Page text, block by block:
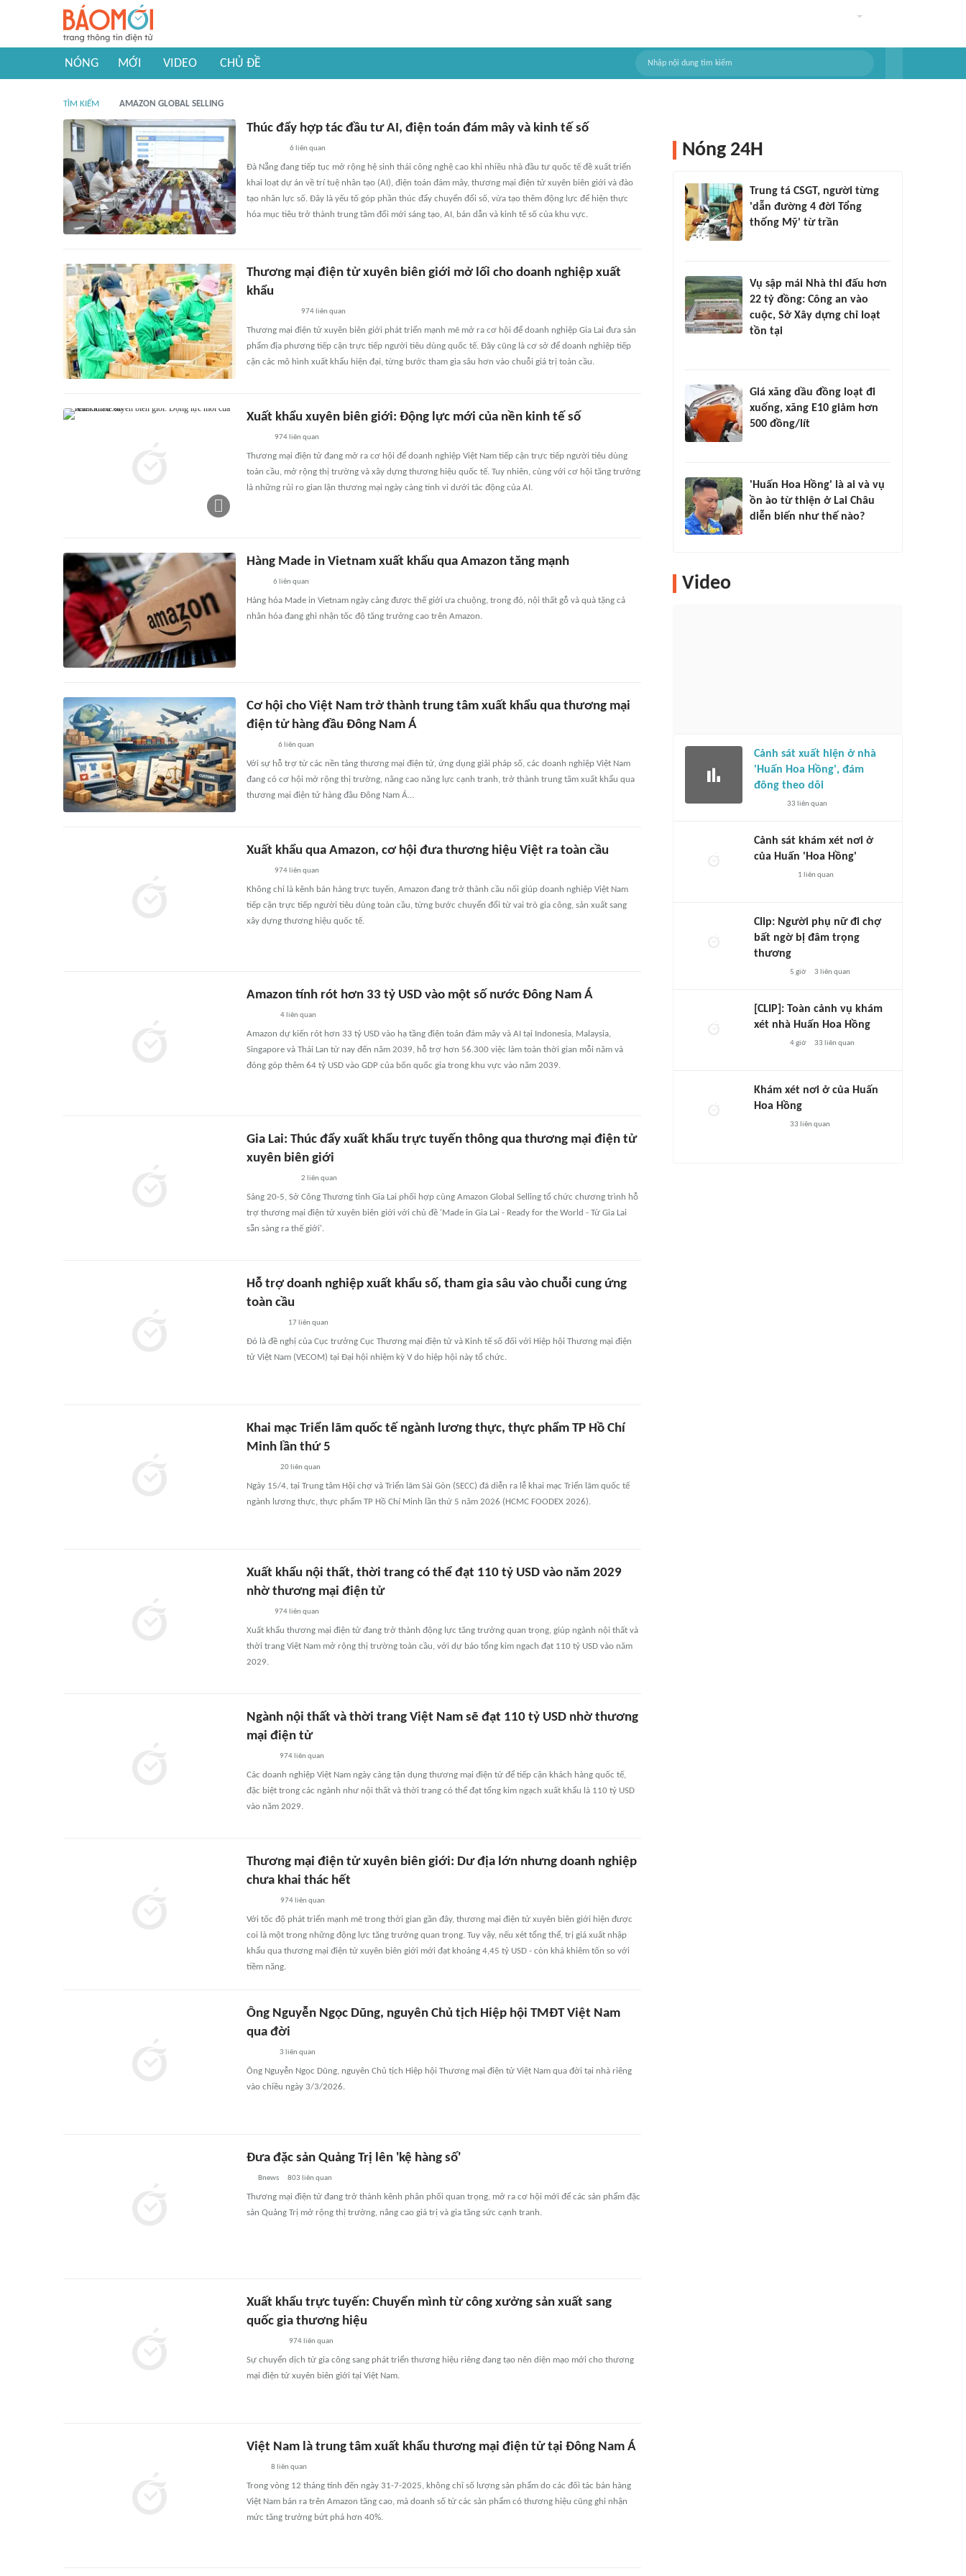
NÓNG MỚI VIDEO CHỦ ĐỀ
TÌM KIẾM AMAZON GLOBAL SELLING
Thúc đẩy hợp tác đầu tư AI, điện toán đám mây và kinh tế số
6 liên quan
Đà Nẵng đang tiếp tục mở rộng hệ sinh thái công nghệ cao khi nhiều nhà đầu tư quốc tế đề xuất triển
khai loạt dự án về trí tuệ nhân tạo (AI), điện toán đám mây, thương mại điện tử xuyên biên giới và đào
tạo nhân lực số. Đây là yếu tố góp phần thúc đẩy chuyển đổi số, vừa tạo thêm động lực để hiện thực
hóa mục tiêu trở thành trung tâm đổi mới sáng tạo, AI, bán dẫn và kinh tế số của khu vực.
Thương mại điện tử xuyên biên giới mở lối cho doanh nghiệp xuất
khẩu
974 liên quan
Thương mại điện tử xuyên biên giới phát triển mạnh mẽ mở ra cơ hội để doanh nghiệp Gia Lai đưa sản
phẩm địa phương tiếp cận trực tiếp người tiêu dùng quốc tế. Đây cũng là cơ sở để doanh nghiệp tiếp
cận các mô hình xuất khẩu hiện đại, từng bước tham gia sâu hơn vào chuỗi giá trị toàn cầu.
Xuất khẩu xuyên biên giới: Động lực mới của nền kinh tế số
974 liên quan
Thương mại điện tử đang mở ra cơ hội để doanh nghiệp Việt Nam tiếp cận trực tiếp người tiêu dùng
toàn cầu, mở rộng thị trường và xây dựng thương hiệu quốc tế. Tuy nhiên, cùng với cơ hội tăng trưởng
là những rủi ro gian lận thương mại ngày càng tinh vi dưới tác động của AI.
Hàng Made in Vietnam xuất khẩu qua Amazon tăng mạnh
6 liên quan
Hàng hóa Made in Vietnam ngày càng được thế giới ưa chuộng, trong đó, nội thất gỗ và quà tặng cá
nhân hóa đang ghi nhận tốc độ tăng trưởng cao trên Amazon.
Cơ hội cho Việt Nam trở thành trung tâm xuất khẩu qua thương mại
điện tử hàng đầu Đông Nam Á
6 liên quan
Với sự hỗ trợ từ các nền tảng thương mại điện tử, ứng dụng giải pháp số, các doanh nghiệp Việt Nam
đang có cơ hội mở rộng thị trường, nâng cao năng lực cạnh tranh, trở thành trung tâm xuất khẩu qua
thương mại điện tử hàng đầu Đông Nam Á…
Xuất khẩu qua Amazon, cơ hội đưa thương hiệu Việt ra toàn cầu
974 liên quan
Không chỉ là kênh bán hàng trực tuyến, Amazon đang trở thành cầu nối giúp doanh nghiệp Việt Nam
tiếp cận trực tiếp người tiêu dùng toàn cầu, từng bước chuyển đổi từ vai trò gia công, sản xuất sang
xây dựng thương hiệu quốc tế.
Amazon tính rót hơn 33 tỷ USD vào một số nước Đông Nam Á
4liên quan
Amazon dự kiến rót hơn 33 tỷ USD vào hạ tầng điện toán đám mây và AI tại Indonesia, Malaysia,
Singapore và Thái Lan từ nay đến năm 2039, hỗ trợ hơn 56.300 việc làm toàn thời gian mỗi năm và
đóng góp thêm 64 tỷ USD vào GDP của bốn quốc gia trong khu vực vào năm 2039.
Gia Lai: Thúc đẩy xuất khẩu trực tuyến thông qua thương mại điện tử
xuyên biên giới
2 liên quan
Sáng 20-5, Sở Công Thương tỉnh Gia Lai phối hợp cùng Amazon Global Selling tổ chức chương trình hỗ
trợ thương mại điện tử xuyên biên giới với chủ đề 'Made in Gia Lai - Ready for the World - Từ Gia Lai
sẵn sàng ra thế giới'.
Hỗ trợ doanh nghiệp xuất khẩu số, tham gia sâu vào chuỗi cung ứng
toàn cầu
17liên quan
Đó là đề nghị của Cục trưởng Cục Thương mại điện tử và Kinh tế số đối với Hiệp hội Thương mại điện
tử Việt Nam (VECOM) tại Đại hội nhiệm kỳ V do hiệp hội này tổ chức.
Khai mạc Triển lãm quốc tế ngành lương thực, thực phẩm TP Hồ Chí
Minh lần thứ 5
20liên quan
Ngày 15/4, tại Trung tâm Hội chợ và Triển lãm Sài Gòn (SECC) đã diễn ra lễ khai mạc Triển lãm quốc tế
ngành lương thực, thực phẩm TP Hồ Chí Minh lần thứ 5 năm 2026 (HCMC FOODEX 2026).
Xuất khẩu nội thất, thời trang có thể đạt 110 tỷ USD vào năm 2029
nhờ thương mại điện tử
974 liên quan
Xuất khẩu thương mại điện tử đang trở thành động lực tăng trưởng quan trọng, giúp ngành nội thất và
thời trang Việt Nam mở rộng thị trường toàn cầu, với dự báo tổng kim ngạch đạt 110 tỷ USD vào năm
2029.
Ngành nội thất và thời trang Việt Nam sẽ đạt 110 tỷ USD nhờ thương
mại điện tử
974liên quan
Các doanh nghiệp Việt Nam ngày càng tận dụng thương mại điện tử để tiếp cận khách hàng quốc tế,
đặc biệt trong các ngành như nội thất và thời trang có thể đạt tổng kim ngạch xuất khẩu là 110 tỷ USD
vào năm 2029.
Thương mại điện tử xuyên biên giới: Dư địa lớn nhưng doanh nghiệp
chưa khai thác hết
974liên quan
Với tốc độ phát triển mạnh mẽ trong thời gian gần đây, thương mại điện tử xuyên biên giới hiện được
coi là một trong những động lực tăng trưởng quan trọng. Tuy vậy, nếu xét tổng thể, trị giá xuất nhập
khẩu qua thương mại điện tử xuyên biên giới mới đạt khoảng 4,45 tỷ USD - còn khá khiêm tốn so với
tiềm năng.
Ông Nguyễn Ngọc Dũng, nguyên Chủ tịch Hiệp hội TMĐT Việt Nam
qua đời
3 liên quan
Ông Nguyễn Ngọc Dũng, nguyên Chủ tịch Hiệp hội Thương mại điện tử Việt Nam qua đời tại nhà riêng
vào chiều ngày 3/3/2026.
Đưa đặc sản Quảng Trị lên 'kệ hàng số'
Bnews 803 liên quan
Thương mại điện tử đang trở thành kênh phân phối quan trọng, mở ra cơ hội mới để các sản phẩm đặc
sản Quảng Trị mở rộng thị trường, nâng cao giá trị và gia tăng sức cạnh tranh.
Xuất khẩu trực tuyến: Chuyển mình từ công xưởng sản xuất sang
quốc gia thương hiệu
974 liên quan
Sự chuyển dịch từ gia công sang phát triển thương hiệu riêng đang tạo nên diện mạo mới cho thương
mại điện tử xuyên biên giới tại Việt Nam.
Việt Nam là trung tâm xuất khẩu thương mại điện tử tại Đông Nam Á
8 liên quan
Trong vòng 12 tháng tính đến ngày 31-7-2025, không chỉ số lượng sản phẩm do các đối tác bán hàng
Việt Nam bán ra trên Amazon tăng cao, mà doanh số từ các sản phẩm có thương hiệu cũng ghi nhận
mức tăng trưởng bứt phá hơn 40%.
Nóng 24H
Trung tá CSGT, người từng
'dẫn đường 4 đời Tổng
thống Mỹ' từ trần
Vụ sập mái Nhà thi đấu hơn
22 tỷ đồng: Công an vào
cuộc, Sở Xây dựng chỉ loạt
tồn tại
Giá xăng dầu đồng loạt đi
xuống, xăng E10 giảm hơn
500 đồng/lít
'Huấn Hoa Hồng' là ai và vụ
ồn ào từ thiện ở Lai Châu
diễn biến như thế nào?
Video
Cảnh sát xuất hiện ở nhà
'Huấn Hoa Hồng', đám
đông theo dõi
33 liên quan
Cảnh sát khám xét nơi ở
của Huấn 'Hoa Hồng'
1 liên quan
Clip: Người phụ nữ đi chợ
bất ngờ bị đâm trọng
thương
5 giờ 3 liên quan
[CLIP]: Toàn cảnh vụ khám
xét nhà Huấn Hoa Hồng
4 giờ 33 liên quan
Khám xét nơi ở của Huấn
Hoa Hồng
33 liên quan